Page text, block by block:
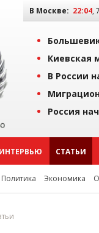
В Москве: 22:04,
Киевская
В России
Россия
ИНТЕРВЬЮ СТАТЬИ
Политика Экономика